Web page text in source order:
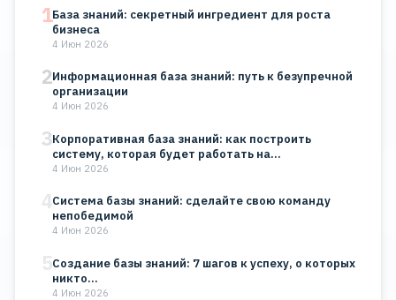
1База знаний: секретный ингредиент для роста
бизнеса
4 Июн 2026
2Информационная база знаний: путь к безупречной
организации
4 Июн 2026
3Корпоративная база знаний: как построить
систему, которая будет работать на…
4 Июн 2026
4Система базы знаний: сделайте свою команду
непобедимой
4 Июн 2026
5Создание базы знаний: 7 шагов к успеху, о которых
никто…
4 Июн 2026